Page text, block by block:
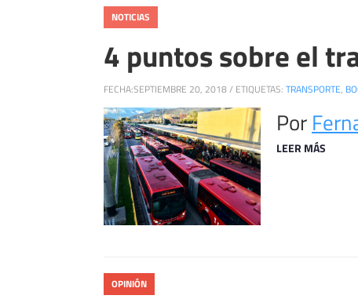
NOTICIAS
4 puntos sobre el
FECHA:SEPTIEMBRE 20, 2018/ ETIQUETAS: TRANSPORTE,
Por
LEER MÁS
OPINIÓN